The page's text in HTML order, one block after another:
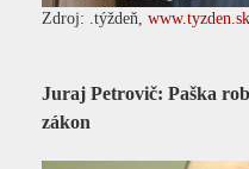
Zdroj: .týždeň, www.tyzden.sk
Juraj Petrovič: Paška
zákon